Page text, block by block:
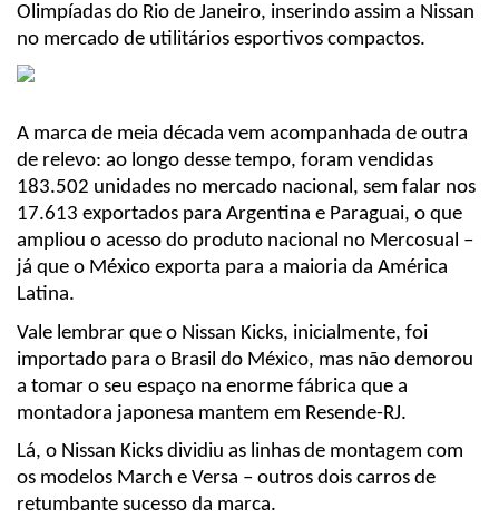
Olimpíadas do Rio de Janeiro, inserindo assim a Nissan
no mercado de utilitários esportivos compactos.
A marca de meia década vem acompanhada de outra
de relevo: ao longo desse tempo, foram vendidas
183.502 unidades no mercado nacional, sem falar nos
17.613 exportados para Argentina e Paraguai, o que
ampliou o acesso do produto nacional no Mercosual –
já que o México exporta para a maioria da América
Latina.
Vale lembrar que o Nissan Kicks, inicialmente, foi
importado para o Brasil do México, mas não demorou
a tomar o seu espaço na enorme fábrica que a
montadora japonesa mantem em Resende-RJ.
Lá, o Nissan Kicks dividiu as linhas de montagem com
os modelos March e Versa – outros dois carros de
retumbante sucesso da marca.